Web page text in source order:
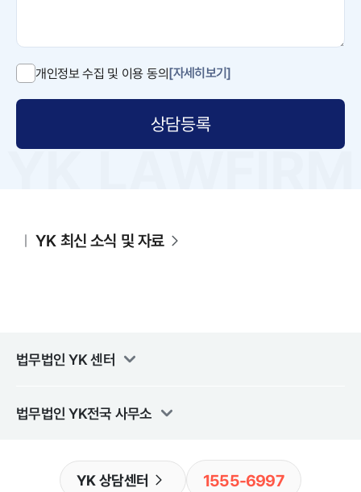
개인정보 수집 및 이용 동의[자세히보기]
상담등록
YK 최신 소식 및 자료
법무법인 YK센터
법무법인 YK전국 사무소
YK 상담센터 1555-6997